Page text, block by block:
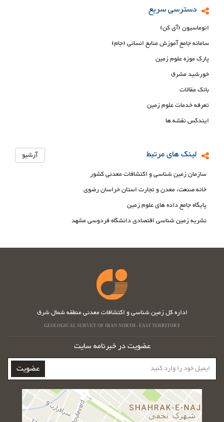
دسترسی سریع
اتوماسیون (آی کن)
سامانه جامع آموزش منابع انسانی (جام)
پارک موزه علوم زمین
خورشید مشرق
بانک مقالات
تعرفه خدمات علوم زمین
ایندکس نقشه ها
لینک های مرتبط آرشیو
سازمان زمین شناسی و اکتشافات معدنی کشور
خانه صنعت، معدن و تجارت استان خراسان رضوی
پایگاه جامع داده های علوم زمین
نشریه زمین شناسی اقتصادی دانشگاه فردوسی مشهد
اداره کل زمین شناسی و اکتشافات معدنی منطقه شمال شرق
GEOLOGICAL SURVEY OF IRAN NORTH - EAST TERRITORY
عضویت در خبرنامه سایت
ایمیل
خود
را
عضویت